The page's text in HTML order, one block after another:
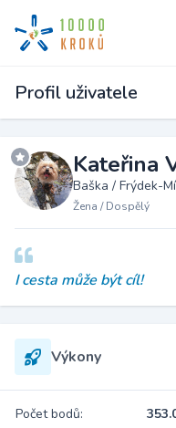
Profil uživatele
Kateřina
Baška / Frýdek-
Žena / Dospělý
I cesta může být cíl!
Výkony
Počet bodů: